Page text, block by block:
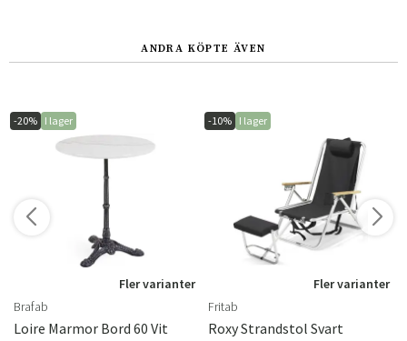
ANDRA KÖPTE ÄVEN
-20% I lager
Fler varianter
Brafab
Loire Marmor Bord 60 Vit
-10% I lager
Fler varianter
Fritab
Roxy Strandstol Svart